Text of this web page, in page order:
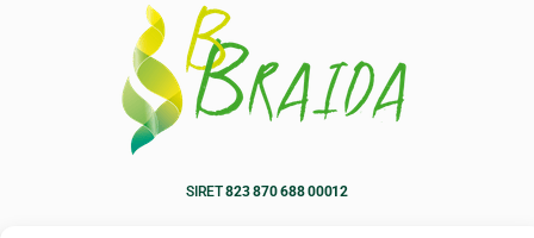
SIRET823 870 688 00012